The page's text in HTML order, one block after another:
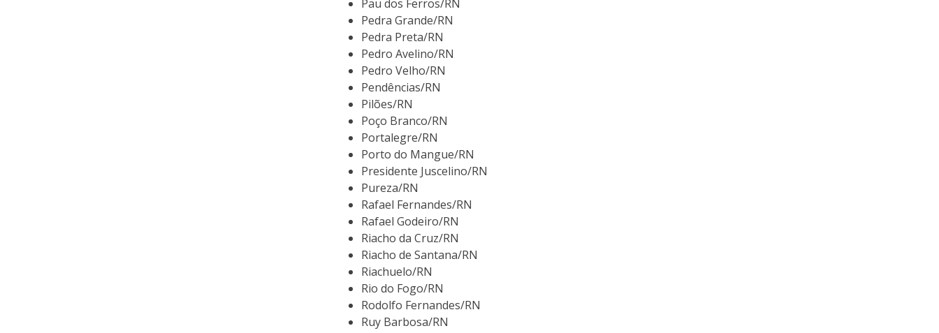
Pau dos Ferros/RN
Pedra Grande/RN
Pedra Preta/RN
Pedro Avelino/RN
Pedro Velho/RN
Pendências/RN
Pilões/RN
Poço Branco/RN
Portalegre/RN
Porto do Mangue/RN
Presidente Juscelino/RN
Pureza/RN
Rafael Fernandes/RN
Rafael Godeiro/RN
Riacho da Cruz/RN
Riacho de Santana/RN
Riachuelo/RN
Rio do Fogo/RN
Rodolfo Fernandes/RN
Ruy Barbosa/RN